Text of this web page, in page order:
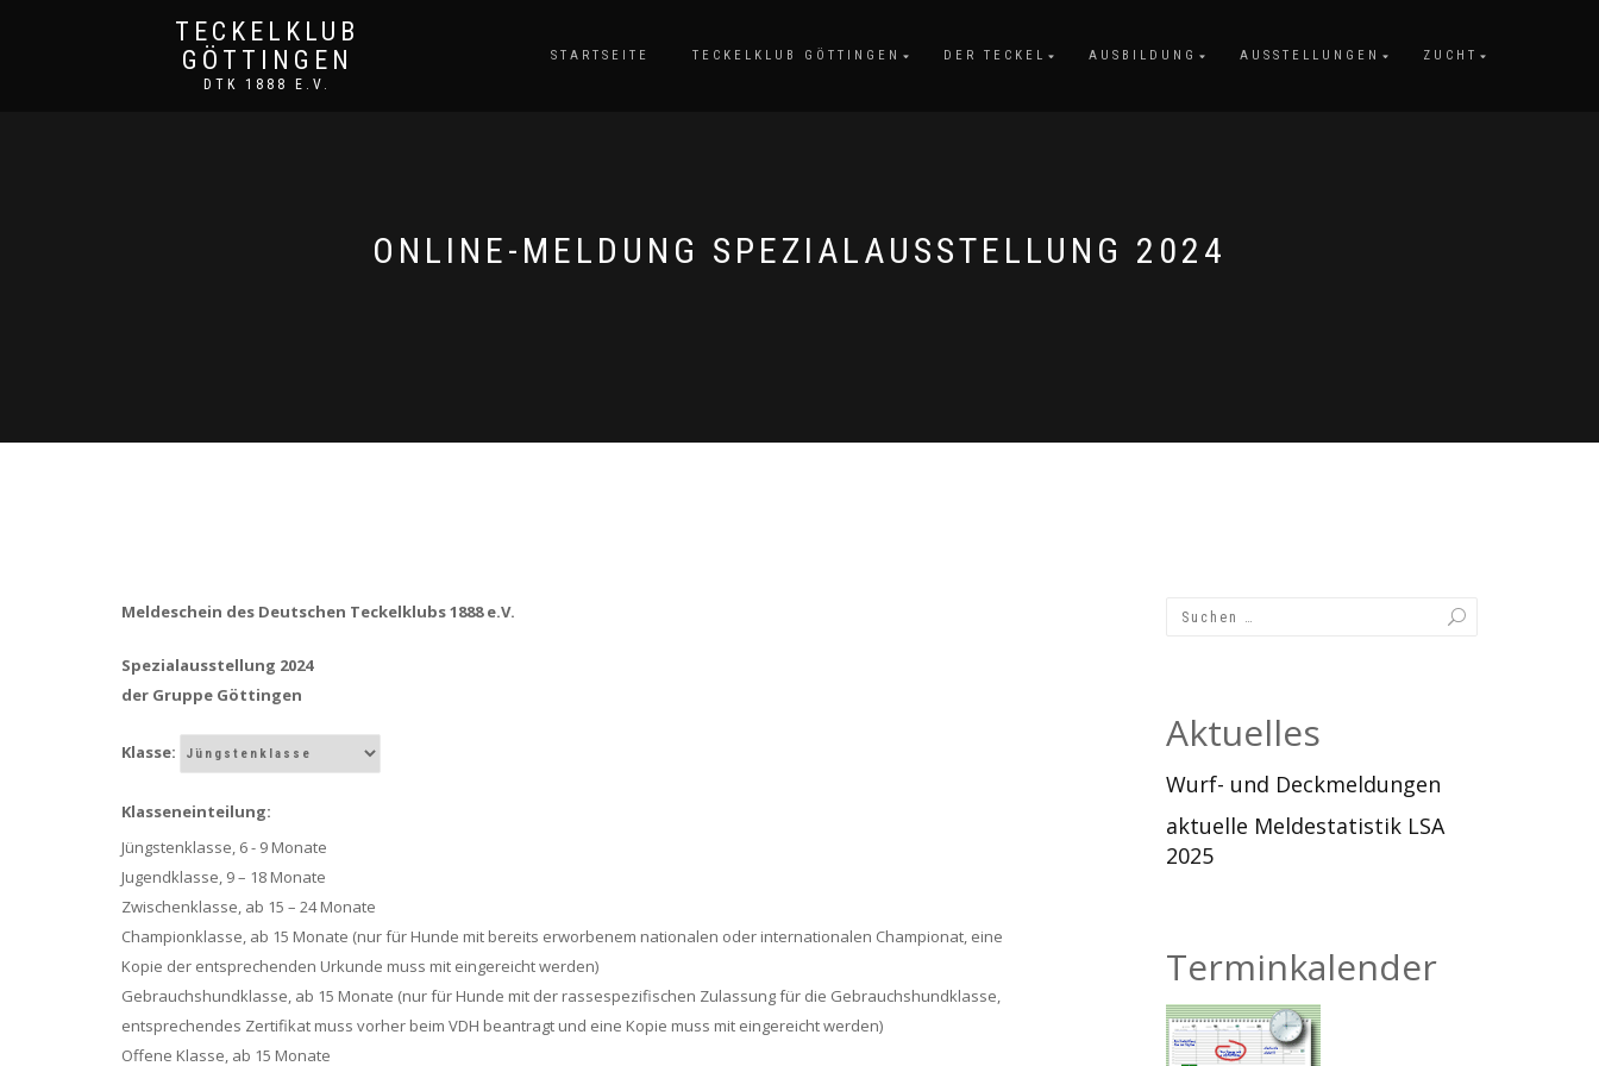
TECKELKLUB
GÖTTINGEN
DTK 1888 E.V.
STARTSEITE TECKELKLUB GÖTTINGEN DER TECKEL AUSBILDUNG AUSSTELLUNGEN ZUCHT
ONLINE-MELDUNG SPEZIALAUSSTELLUNG 2024
Meldeschein des Deutschen Teckelklubs 1888 e.V.
Spezialausstellung 2024
der Gruppe Göttingen
Klasse:
Klasseneinteilung:
Jüngstenklasse, 6 - 9 Monate
Jugendklasse, 9 – 18 Monate
Zwischenklasse, ab 15 – 24 Monate
Championklasse, ab 15 Monate (nur für Hunde mit bereits erworbenem nationalen oder internationalen Championat, eine
Kopie der entsprechenden Urkunde muss mit eingereicht werden)
Gebrauchshundklasse, ab 15 Monate (nur für Hunde mit der rassespezifischen Zulassung für die Gebrauchshundklasse,
entsprechendes Zertifikat muss vorher beim VDH beantragt und eine Kopie muss mit eingereicht werden)
Offene Klasse, ab 15 Monate
Aktuelles
Wurf- und Deckmeldungen
aktuelle Meldestatistik LSA
2025
Terminkalender